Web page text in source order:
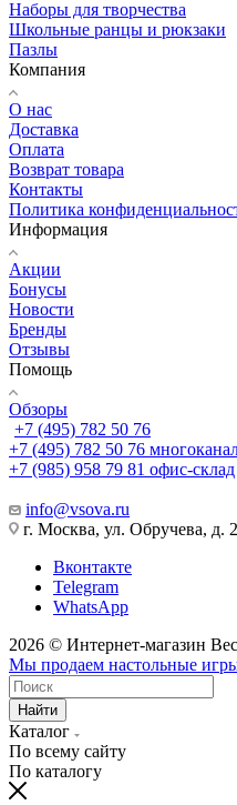
Наборы для творчества
Школьные ранцы и рюкзаки
Пазлы
Компания
О нас
Доставка
Оплата
Возврат товара
Контакты
Политика
Информация
Акции
Бонусы
Новости
Бренды
Отзывы
Помощь
Обзоры
+7 (495) 782 50 76
+7 (495) 782 50 76
+7 (985) 958 79 81 офис-склад
info@vsova.ru
г. Москва, ул. Обручева, д.
Вконтакте
Telegram
WhatsApp
2026 © Интернет-магазин
Мы продаем настольные
Найти
Каталог
По всему сайту
По каталогу